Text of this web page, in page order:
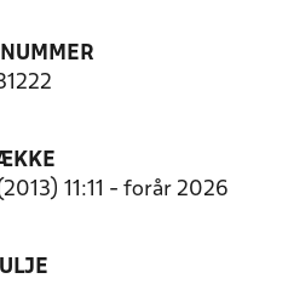
11:11 - forår 2026